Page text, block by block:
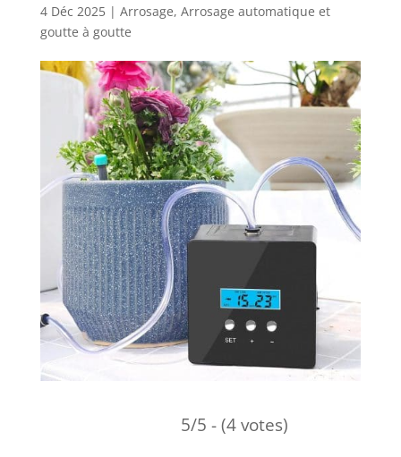
4 Déc 2025| Arrosage, Arrosage automatique et
goutte à goutte
5/5 - (4 votes)